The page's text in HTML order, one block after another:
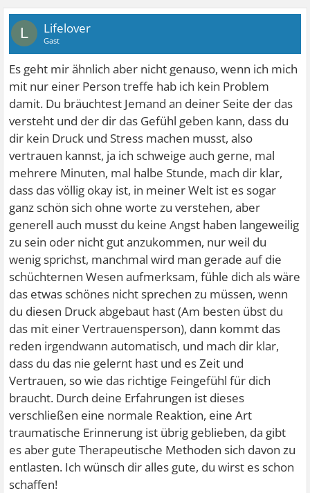
L Lifelover
Gast
Es geht mir ähnlich aber nicht genauso, wenn ich mich
mit nur einer Person treffe hab ich kein Problem
damit. Du bräuchtest Jemand an deiner Seite der das
versteht und der dir das Gefühl geben kann, dass du
dir kein Druck und Stress machen musst, also
vertrauen kannst, ja ich schweige auch gerne, mal
mehrere Minuten, mal halbe Stunde, mach dir klar,
dass das völlig okay ist, in meiner Welt ist es sogar
ganz schön sich ohne worte zu verstehen, aber
generell auch musst du keine Angst haben langeweilig
zu sein oder nicht gut anzukommen, nur weil du
wenig sprichst, manchmal wird man gerade auf die
schüchternen Wesen aufmerksam, fühle dich als wäre
das etwas schönes nicht sprechen zu müssen, wenn
du diesen Druck abgebaut hast (Am besten übst du
das mit einer Vertrauensperson), dann kommt das
reden irgendwann automatisch, und mach dir klar,
dass du das nie gelernt hast und es Zeit und
Vertrauen, so wie das richtige Feingefühl für dich
braucht. Durch deine Erfahrungen ist dieses
verschließen eine normale Reaktion, eine Art
traumatische Erinnerung ist übrig geblieben, da gibt
es aber gute Therapeutische Methoden sich davon zu
entlasten. Ich wünsch dir alles gute, du wirst es schon
schaffen!